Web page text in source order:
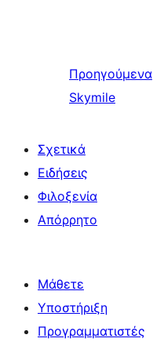
Προηγούμενα
Skymile
Σχετικά
Ειδήσεις
Φιλοξενία
Απόρρητο
Μάθετε
Υποστήριξη
Προγραμματιστές